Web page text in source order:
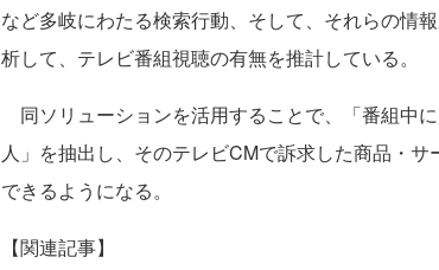
など多岐にわたる検索行動、そして、それらの情
析して、テレビ番組視聴の有無を推計している。
同ソリューションを活用することで、「番組中
人」を抽出し、そのテレビCMで訴求した商品・
できるようになる。
【関連記事】